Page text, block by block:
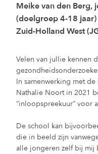
Meike van den Berg,
(doelgroep 4-18
Zuid-Holland West
Velen van jullie kennen
In samenwerking met
Nathalie Noort in 2021
“inloopspreekuur” voor
De school kan
die in beeld zijn
alle jongeren zelf bij mij